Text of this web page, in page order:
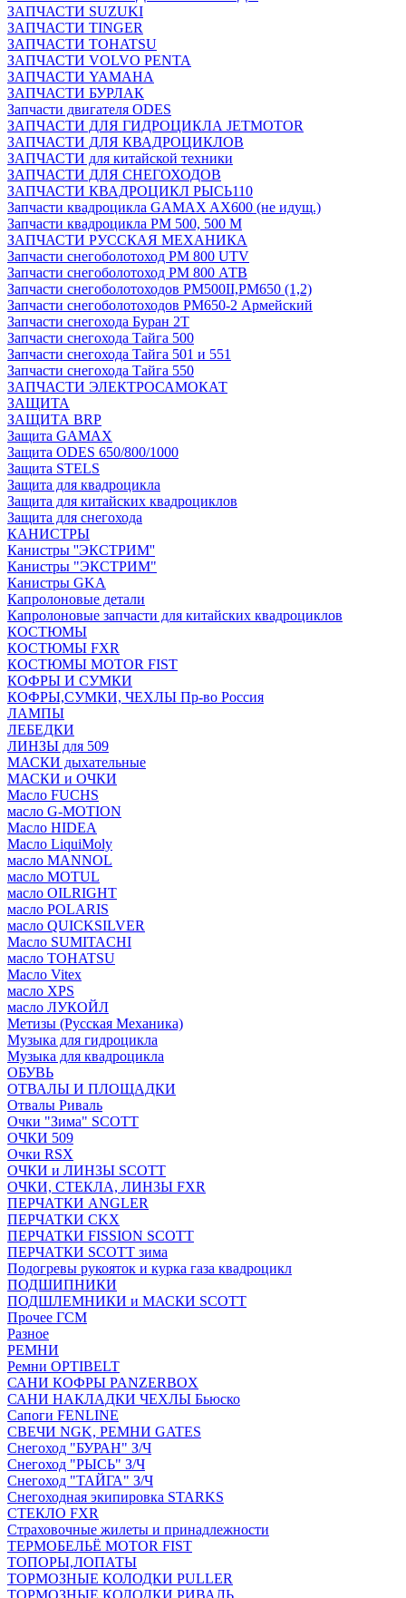
ЗАПЧАСТИ SUZUKI
ЗАПЧАСТИ TINGER
ЗАПЧАСТИ TOHATSU
ЗАПЧАСТИ VOLVO PENTA
ЗАПЧАСТИ YAMAHA
ЗАПЧАСТИ БУРЛАК
Запчасти двигателя ODES
ЗАПЧАСТИ ДЛЯ ГИДРОЦИКЛА JETMOTOR
ЗАПЧАСТИ ДЛЯ КВАДРОЦИКЛОВ
ЗАПЧАСТИ для китайской техники
ЗАПЧАСТИ ДЛЯ СНЕГОХОДОВ
ЗАПЧАСТИ КВАДРОЦИКЛ РЫСЬ110
Запчасти квадроцикла GAMAX AX600 (не идущ.)
Запчасти квадроцикла РМ 500, 500 М
ЗАПЧАСТИ РУССКАЯ МЕХАНИКА
Запчасти снегоболотоход РМ 800 UTV
Запчасти снегоболотоход РМ 800 АТВ
Запчасти снегоболотоходов РМ500II,РМ650 (1,2)
Запчасти снегоболотоходов РМ650-2 Армейский
Запчасти снегохода Буран 2Т
Запчасти снегохода Тайга 500
Запчасти снегохода Тайга 501 и 551
Запчасти снегохода Тайга 550
ЗАПЧАСТИ ЭЛЕКТРОСАМОКАТ
ЗАЩИТА
ЗАЩИТА BRP
Защита GAMAX
Защита ODES 650/800/1000
Защита STELS
Защита для квадроцикла
Защита для китайских квадроциклов
Защита для снегохода
КАНИСТРЫ
Канистры ''ЭКСТРИМ''
Канистры "ЭКСТРИМ"
Канистры GKA
Капролоновые детали
Капролоновые запчасти для китайских квадроциклов
КОСТЮМЫ
КОСТЮМЫ FXR
КОСТЮМЫ MOTOR FIST
КОФРЫ И СУМКИ
КОФРЫ,СУМКИ, ЧЕХЛЫ Пр-во Россия
ЛАМПЫ
ЛЕБЕДКИ
ЛИНЗЫ для 509
МАСКИ дыхательные
МАСКИ и ОЧКИ
Масло FUCHS
масло G-MOTION
Масло HIDEA
Масло LiquiMoly
масло MANNOL
масло MOTUL
масло OILRIGHT
масло POLARIS
масло QUICKSILVER
Масло SUMITACHI
масло TOHATSU
Масло Vitex
масло XPS
масло ЛУКОЙЛ
Метизы (Русская Механика)
Музыка для гидроцикла
Музыка для квадроцикла
ОБУВЬ
ОТВАЛЫ И ПЛОЩАДКИ
Отвалы Риваль
Очки "Зима" SCOTT
ОЧКИ 509
Очки RSX
ОЧКИ и ЛИНЗЫ SCOTT
ОЧКИ, СТЕКЛА, ЛИНЗЫ FXR
ПЕРЧАТКИ ANGLER
ПЕРЧАТКИ CKX
ПЕРЧАТКИ FISSION SCOTT
ПЕРЧАТКИ SCOTT зима
Подогревы рукояток и курка газа квадроцикл
ПОДШИПНИКИ
ПОДШЛЕМНИКИ и МАСКИ SCOTT
Прочее ГСМ
Разное
РЕМНИ
Ремни OPTIBELT
САНИ КОФРЫ PANZERBOX
САНИ НАКЛАДКИ ЧЕХЛЫ Бьюско
Сапоги FENLINE
СВЕЧИ NGK, РЕМНИ GATES
Снегоход "БУРАН" З/Ч
Снегоход "РЫСЬ" З/Ч
Снегоход "ТАЙГА" З/Ч
Снегоходная экипировка STARKS
СТЕКЛО FXR
Страховочные жилеты и принадлежности
ТЕРМОБЕЛЬЁ MOTOR FIST
ТОПОРЫ,ЛОПАТЫ
ТОРМОЗНЫЕ КОЛОДКИ PULLER
ТОРМОЗНЫЕ КОЛОДКИ РИВАЛЬ